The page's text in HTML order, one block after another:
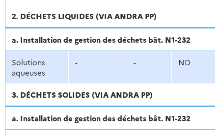
2. DÉCHETS LIQUIDES (VIA ANDRA PP)
a. Installation de gestion des déchets bât. N1-232
Solutions
aqueuses
- - ND
3. DÉCHETS SOLIDES (VIA ANDRA PP)
a. Installation de gestion des déchets bât. N1-232